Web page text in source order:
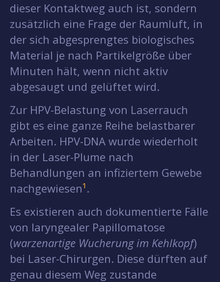
dieser Kontaktweg auch ist, sondern
zusätzlich eine Frage der Raumluft, in
der sich abgesprengtes biologisches
Material je nach Partikelgröße über
Minuten hält, wenn nicht aktiv
abgesaugt und gelüftet wird.
Zur HPV-Belastung von Laserrauch
gibt es eine ganze Reihe belastbarer
Arbeiten. HPV-DNA wurde wiederholt
in der Laser-Plume nach
Behandlungen an infiziertem Gewebe
nachgewiesen¹.
Es existieren auch dokumentierte Fälle
von laryngealer Papillomatose
(warzenartige Wucherung im Kehlkopf)
bei Laser-Chirurgen. Diese dürften auf
genau diesem Weg zustande